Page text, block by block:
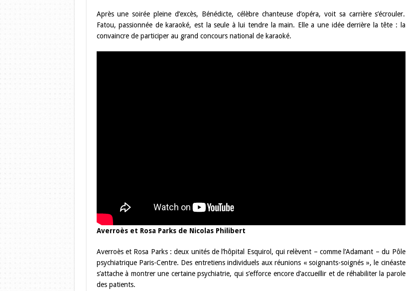
Après une soirée pleine d’excès, Bénédicte, célèbre chanteuse d’opéra, voit sa carrière s’écrouler.
Fatou, passionnée de karaoké, est la seule à lui tendre la main. Elle a une idée derrière la tête : la
convaincre de participer au grand concours national de karaoké.
Averroès et Rosa Parks de Nicolas Philibert
Averroès et Rosa Parks : deux unités de l’hôpital Esquirol, qui relèvent – comme l’Adamant – du Pôle
psychiatrique Paris-Centre. Des entretiens individuels aux réunions « soignants-soignés », le cinéaste
s’attache à montrer une certaine psychiatrie, qui s’efforce encore d’accueillir et de réhabiliter la parole
des patients.